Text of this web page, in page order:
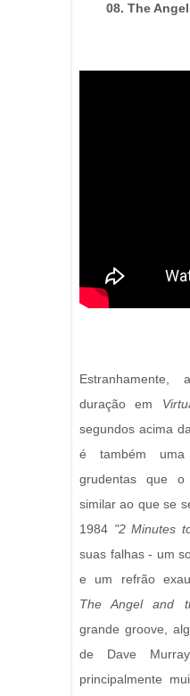
08. The
duração em
segundos acima
é também
grudentas que
similar ao que se
1984 "2 Minutes
suas falhas - um
e um refrão
The Angel and
grande groove,
de Dave
principalmente